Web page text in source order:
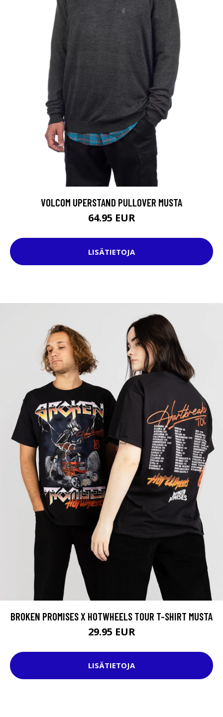
VOLCOM UPERSTAND PULLOVER MUSTA
64.95 EUR
LISÄTIETOJA
BROKEN PROMISES X HOTWHEELS TOUR T-SHIRT MUSTA
29.95 EUR
LISÄTIETOJA